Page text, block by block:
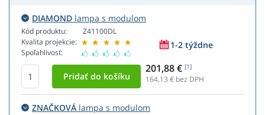
DIAMOND lampa s modulom
Kód produktu:
Kvalita projekcie:
Spoľahlivosť:
Z41100DL
1-2 týždne
201,88 € [1]
164,13 € bez DPH
ZNAČKOVÁ lampa s modulom